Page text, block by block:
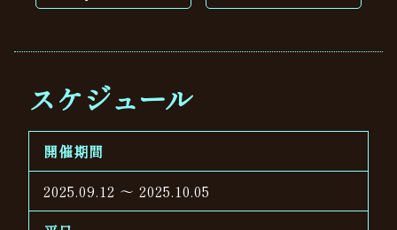
スケジュール
開催期間
2025.09.12 ～ 2025.10.05